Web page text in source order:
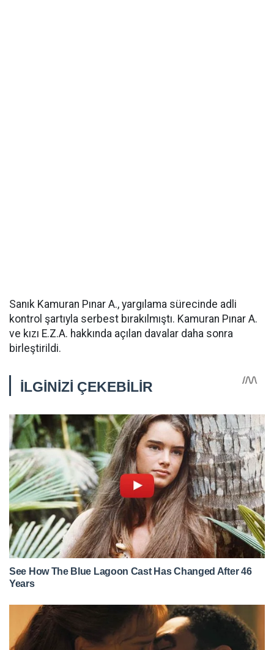
Sanık Kamuran Pınar A., yargılama sürecinde adli
kontrol şartıyla serbest bırakılmıştı. Kamuran Pınar A.
ve kızı E.Z.A. hakkında açılan davalar daha sonra
birleştirildi.